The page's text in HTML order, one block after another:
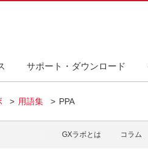
サポート・ダウンロード
用語集 PPA
GXラボとは コラム